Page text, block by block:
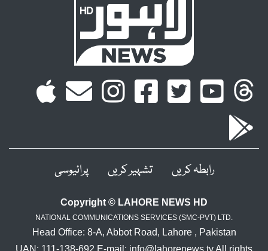
رابطہ کریں تشہیر کریں پرائیوسی
Copyright © LAHORE NEWS HD
NATIONAL COMMUNICATIONS SERVICES (SMC-PVT) LTD.
Head Office: 8-A, Abbot Road, Lahore , Pakistan